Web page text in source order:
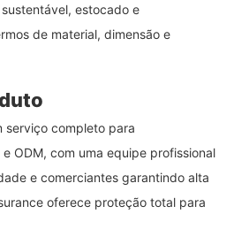
estocado e
de material, dimensão e
serviço completo para
ODM, com uma equipe profissional
e comerciantes garantindo alta
oferece proteção total para